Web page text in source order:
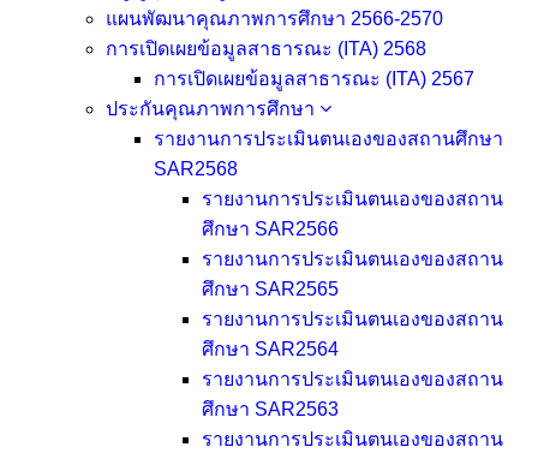
แผนพัฒนาคุณภาพการศึกษา 2566-2570
การเปิดเผยข้อมูลสาธารณะ (ITA) 2568
การเปิดเผยข้อมูลสาธารณะ (ITA) 2567
ประกันคุณภาพการศึกษา
รายงานการประเมินตนเองของสถานศึกษา
SAR2568
รายงานการประเมินตนเองของสถาน
ศึกษา SAR2566
รายงานการประเมินตนเองของสถาน
ศึกษา SAR2565
รายงานการประเมินตนเองของสถาน
ศึกษา SAR2564
รายงานการประเมินตนเองของสถาน
ศึกษา SAR2563
รายงานการประเมินตนเองของสถาน